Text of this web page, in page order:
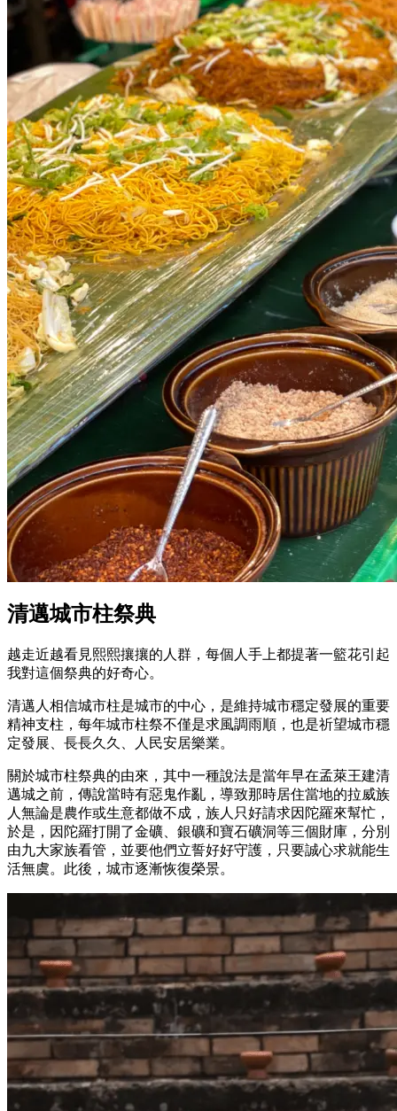
清邁城市柱祭典
越走近越看見熙熙攘攘的人群，每個人手上都提著一籃花引起
我對這個祭典的好奇心。
清邁人相信城市柱是城市的中心，是維持城市穩定發展的重要
精神支柱，每年城市柱祭不僅是求風調雨順，也是祈望城市穩
定發展、長長久久、人民安居樂業。
關於城市柱祭典的由來，其中一種說法是當年早在孟萊王建清
邁城之前，傳說當時有惡鬼作亂，導致那時居住當地的拉威族
人無論是農作或生意都做不成，族人只好請求因陀羅來幫忙，
於是，因陀羅打開了金礦、銀礦和寶石礦洞等三個財庫，分別
由九大家族看管，並要他們立誓好好守護，只要誠心求就能生
活無虞。此後，城市逐漸恢復榮景。